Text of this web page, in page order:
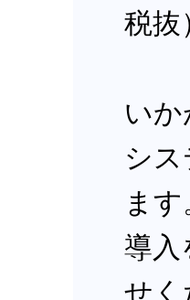
税抜
い
シ
ま
導入
せく